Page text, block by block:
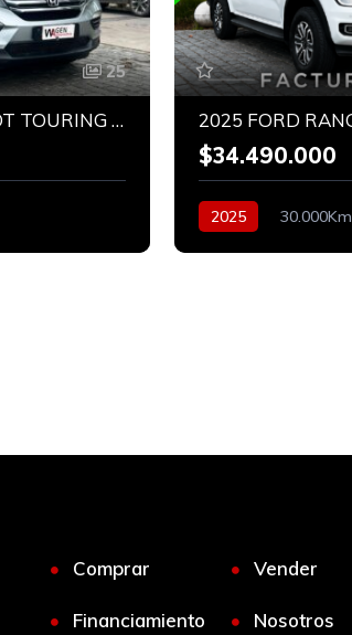
25
2018 HONDA PILOT TOURING AWD 3.5
$34.490.000
2025 30.000Km
Comprar Vender
Financiamiento Nosotros